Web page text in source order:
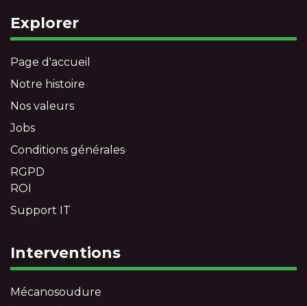
Explorer
Page d'accueil
Notre histoire
Nos valeurs
Jobs
Conditions générales
RGPD
ROI
Support IT
Interventions
Mécanosoudure